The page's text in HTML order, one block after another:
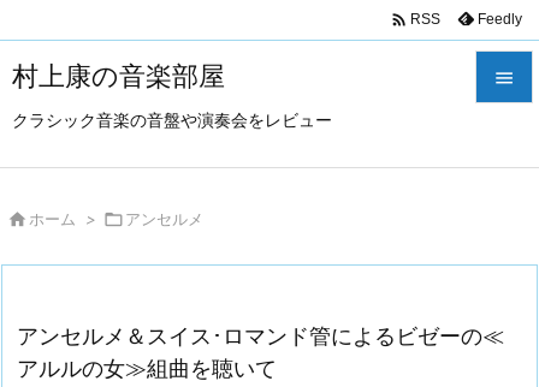
村上康の音楽部屋
クラシック音楽の音盤や演奏会をレビュー

次へ
 RSS Feedly
 ホーム > アンセルメ
アンセルメ＆スイス･ロマンド管によるビゼーの≪
アルルの女≫組曲を聴いて